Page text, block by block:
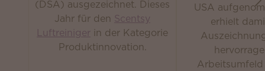
(DSA) ausgezeichnet. Dieses
Jahr für den Scentsy
Luftreiniger in der Kategorie
Produktinnovation.
USA
erhielt